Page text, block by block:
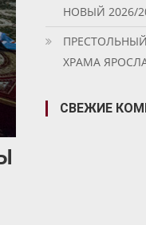
НОВЫЙ 2026/
ХРАМА
СВЕЖИЕ